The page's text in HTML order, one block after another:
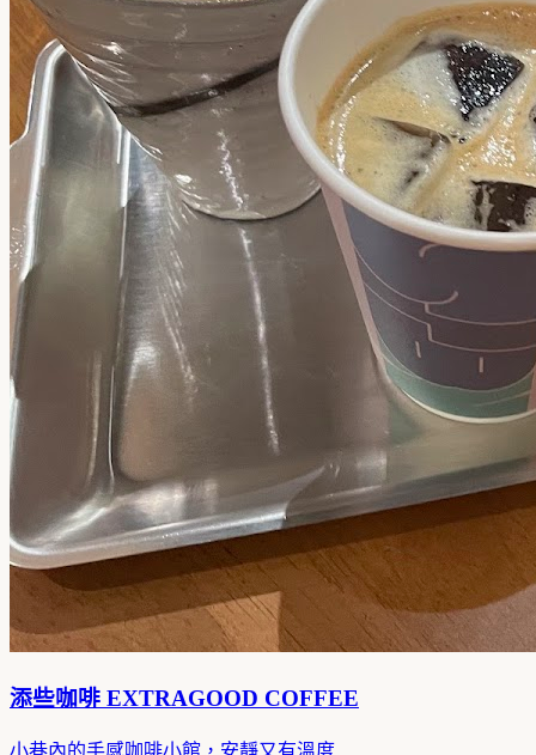
添些咖啡 EXTRAGOOD COFFEE
小巷內的手感咖啡小館，安靜又有溫度